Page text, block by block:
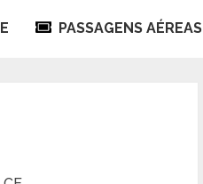
PASSAGENS AÉREAS